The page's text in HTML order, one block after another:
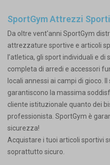
SportGym Attrezzi
Da oltre vent'anni SportGym
attrezzature sportive e articoli
l’atletica, gli sport individuali e di
completa di arredi e accessori
locali annessi ai campi di gioco.
garantiscono la massima
cliente istituzionale quanto dei
professionista. SportGym è
sicurezza!
Acquistare i tuoi articoli sportivi
soprattutto sicuro.